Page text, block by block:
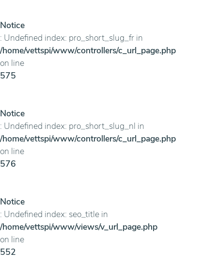
Notice
: Undefined index: pro_short_slug_fr in
/home/vettspi/www/controllers/c_url_page.php
on line
575
Notice
: Undefined index: pro_short_slug_nl in
/home/vettspi/www/controllers/c_url_page.php
on line
576
Notice
: Undefined index: seo_title in
/home/vettspi/www/views/v_url_page.php
on line
552